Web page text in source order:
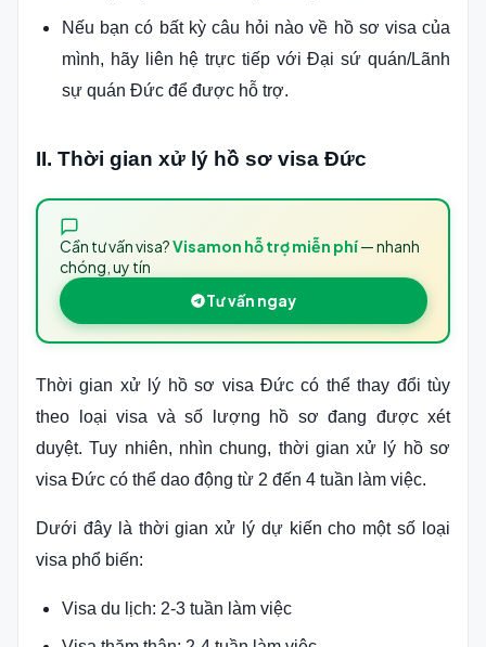
Nếu bạn có bất kỳ câu hỏi nào về hồ sơ visa của
mình, hãy liên hệ trực tiếp với Đại sứ quán/Lãnh
sự quán Đức để được hỗ trợ.
II. Thời gian xử lý hồ sơ visa Đức
Cần tư vấn visa?Visamon hỗ trợ miễn phí— nhanh
chóng, uy tín
Tư vấn ngay
Thời gian xử lý hồ sơ visa Đức có thể thay đổi tùy
theo loại visa và số lượng hồ sơ đang được xét
duyệt. Tuy nhiên, nhìn chung, thời gian xử lý hồ sơ
visa Đức có thể dao động từ 2 đến 4 tuần làm việc.
Dưới đây là thời gian xử lý dự kiến cho một số loại
visa phổ biến:
Visa du lịch: 2-3 tuần làm việc